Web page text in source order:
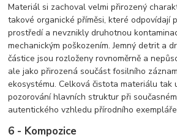
Materiál si zachoval velmi přirozený
takové organické příměsi, které odpovídají
prostředí a nevznikly druhotnou
mechanickým poškozením. Jemný detrit a
částice jsou rozloženy rovnoměrně a
ale jako přirozená součást fosilního
ekosystému. Celková čistota materiálu tak
pozorování hlavních struktur při
autentického vzhledu přírodního
6 - Kompozice